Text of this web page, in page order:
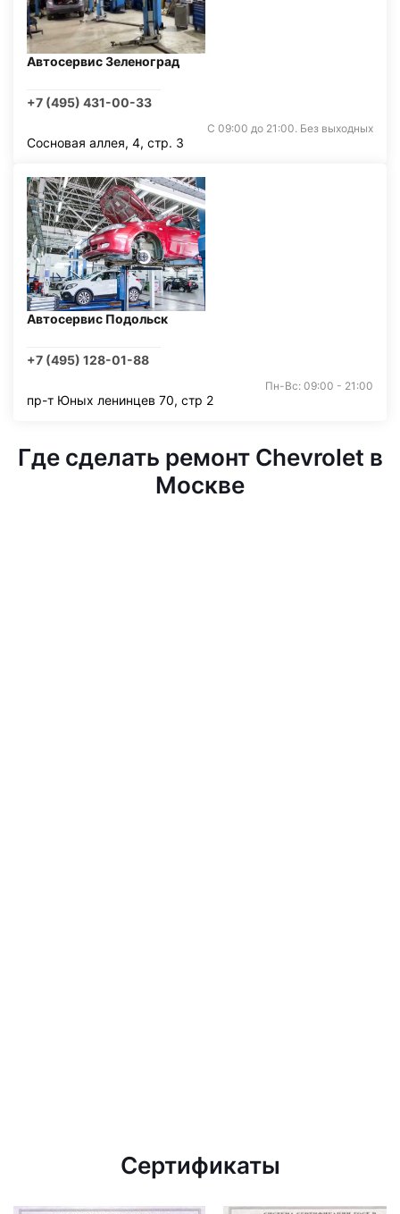
Автосервис Зеленоград
+7 (495) 431-00-33
С 09:00 до 21:00. Без выходных
Сосновая аллея, 4, стр. 3
Автосервис Подольск
+7 (495) 128-01-88
Пн-Вс: 09:00 - 21:00
пр-т Юных ленинцев 70, стр 2
Где сделать ремонт Chevrolet в
Москве
Сертификаты